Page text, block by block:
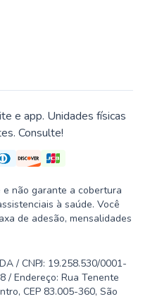
e app. Unidades físicas
Consulte!
não garante a cobertura
à saúde. Você
de adesão, mensalidades
/ CNPJ: 19.258.530/0001-
/ Endereço: Rua Tenente
CEP 83.005-360, São